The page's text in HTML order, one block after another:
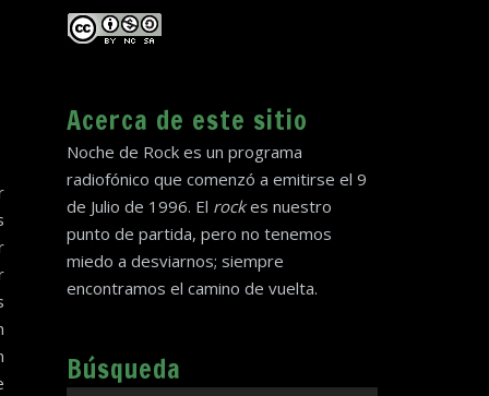
Acerca de este sitio
Noche de Rock es un programa
radiofónico que comenzó a emitirse el 9
de Julio de 1996. El rockes nuestro
punto de partida, pero no tenemos
miedo a desviarnos; siempre
encontramos el camino de vuelta.
Búsqueda